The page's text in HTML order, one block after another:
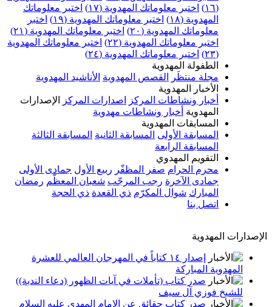
(١٦)
اختبر معلوماتك المهدوية (١٧)
اختبر معلوماتك
المهدوية (١٨)
اختبر معلوماتك المهدوية (١٩)
اختبر
معلوماتك المهدوية (٢٠)
اختبر معلوماتك المهدوية (٢١)
اختبر معلوماتك المهدوية (٢٢)
اختبر معلوماتك المهدوية
(٢٣)
اختبر معلوماتك المهدوية (٢٤)
الطفولة المهدوية
مجلة منتظَر
القصص المهدوية الأناشيد المهدوية
الأخبار المهدوية
أخبار ونشاطات المركز
اصدارات المركز
الإصدارات
المهدوية أخبار ونشاطات مهدوية
المسابقات المهدوية
المسابقة الأولى المسابقة الثانية المسابقة الثالثة
المسابقة الرابعة
التقويم المهدوي
محرم الحرام صفر المظفّر ربيع الأول جمادى الأولى
جمادى الآخرة رجب المرجّب شعبان المعظّم رمضان
المبارك شوال المكرّم ذي القعدة ذي الحجة
اتصل بنا
الإصدارات المهدوية
إصدار ١٤ كتاباً في المهرجان العالمي للعشرة
المهدوية المباركة
صدر كتاب (تأملات في آيات الظهور (دعاء الندبة))
للشيخ فوزي آل سيف
صدر كتاب حقائق عن الإمام المهدي عليه السلام